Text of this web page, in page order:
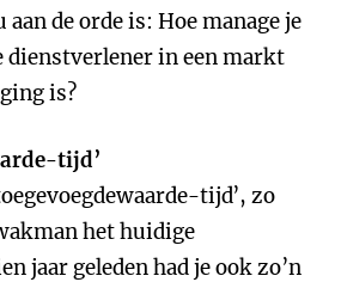
aan de orde is: Hoe manage je
dienstverlener in een markt
is?
tijd’
tijd’, zo
het huidige
jaar geleden had je ook zo’n